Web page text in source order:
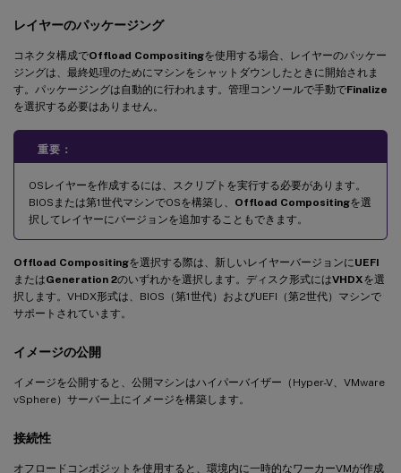
レイヤーのパッケージング
コネクタ構成でOffload Compositingを使用する場合、レイヤーのパッケー
ジングは、最終処理のためにマシンをシャットダウンしたときに開始されま
す。パッケージングは自動的に行われます。管理コンソールで手動でFinalize
を選択する必要はありません。
重要：
OSレイヤーを作成するには、スクリプトを実行する必要があります。
BIOSまたは第1世代マシンでOSを構築し、 Offload Compositingを選
択してレイヤーにバージョンを追加することもできます。
Offload Compositingを選択する際は、新しいレイヤーバージョンにUEFI
またはGeneration 2のいずれかを選択します。ディスク形式にはVHDXを選
択します。VHDX形式は、BIOS（第1世代）およびUEFI（第2世代）マシンで
サポートされています。
イメージの公開
イメージを公開すると、公開マシンはハイパーバイザー（Hyper-V、VMware
vSphere）サーバー上にイメージを構築します。
接続性
オフロードコンポジットを使用すると、環境内に一時的なワーカーVMが作成